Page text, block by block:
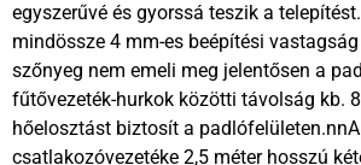
egyszerűvé és gyorssá teszik a
mindössze 4 mm-es beépítési
szőnyeg nem emeli meg jelentősen a
fűtővezeték-hurkok közötti távolság kb.
hőelosztást biztosít a
csatlakozóvezetéke 2,5 méter hosszú